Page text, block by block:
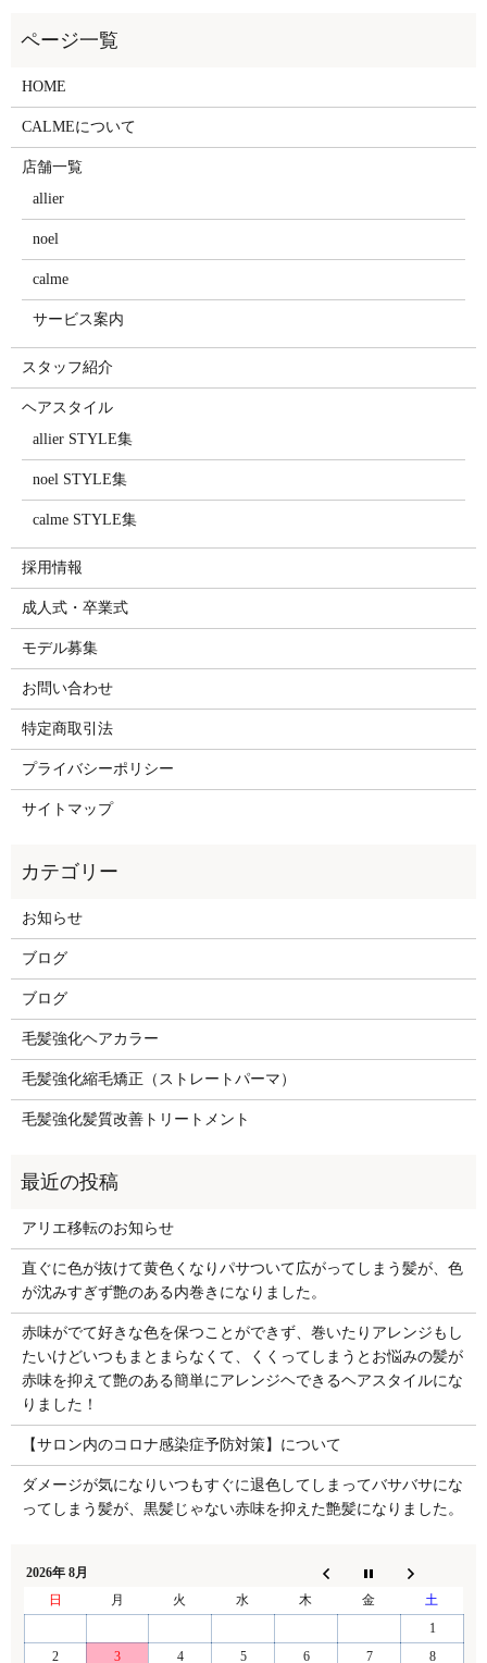
HOME
CALMEについて
店舗一覧
allier
noel
calme
サービス案内
スタッフ紹介
ヘアスタイル
allier STYLE集
noel STYLE集
calme STYLE集
採用情報
成人式・卒業式
モデル募集
お問い合わせ
特定商取引法
プライバシーポリシー
サイトマップ
お知らせ
ブログ
ブログ
毛髪強化ヘアカラー
毛髪強化縮毛矯正（ストレートパーマ）
毛髪強化髪質改善トリートメント
アリエ移転のお知らせ
直ぐに色が抜けて黄色くなりパサついて広がってしまう髪が、色
が沈みすぎず艶のある内巻きになりました。
赤味がでて好きな色を保つことができず、巻いたりアレンジもし
たいけどいつもまとまらなくて、くくってしまうとお悩みの髪が
赤味を抑えて艶のある簡単にアレンジヘできるヘアスタイルにな
りました！
【サロン内のコロナ感染症予防対策】について
ダメージが気になりいつもすぐに退色してしまってバサバサにな
ってしまう髪が、黒髪じゃない赤味を抑えた艶髪になりました。
2026年 8月
日
月 火 水 木 金
土
1
2
3 4 5 6 7 8